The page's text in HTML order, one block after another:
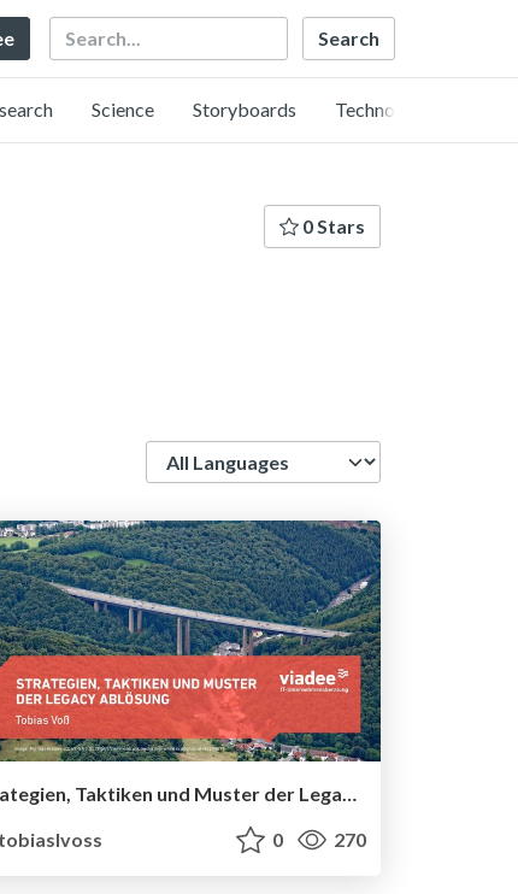
Search
Science Storyboards Technology
0 Stars
Strategien, Taktiken und Muster der Legacy-Ablösung
tobiaslvoss
0 270